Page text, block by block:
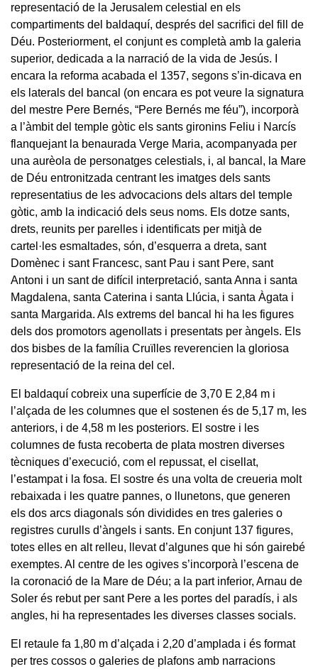
representació de la Jerusalem celestial en els
compartiments del baldaquí, després del sacrifici del fill de
Déu. Posteriorment, el conjunt es completà amb la galeria
superior, dedicada a la narració de la vida de Jesús. I
encara la reforma acabada el 1357, segons s’in-dicava en
els laterals del bancal (on encara es pot veure la signatura
del mestre Pere Bernés, “Pere Bernés me féu”), incorporà
a l’àmbit del temple gòtic els sants gironins Feliu i Narcís
flanquejant la benaurada Verge Maria, acompanyada per
una aurèola de personatges celestials, i, al bancal, la Mare
de Déu entronitzada centrant les imatges dels sants
representatius de les advocacions dels altars del temple
gòtic, amb la indicació dels seus noms. Els dotze sants,
drets, reunits per parelles i identificats per mitjà de
cartel·les esmaltades, són, d’esquerra a dreta, sant
Domènec i sant Francesc, sant Pau i sant Pere, sant
Antoni i un sant de difícil interpretació, santa Anna i santa
Magdalena, santa Caterina i santa Llúcia, i santa Àgata i
santa Margarida. Als extrems del bancal hi ha les figures
dels dos promotors agenollats i presentats per àngels. Els
dos bisbes de la família Cruïlles reverencien la gloriosa
representació de la reina del cel.
El baldaquí cobreix una superfície de 3,70 E 2,84 m i
l’alçada de les columnes que el sostenen és de 5,17 m, les
anteriors, i de 4,58 m les posteriors. El sostre i les
columnes de fusta recoberta de plata mostren diverses
tècniques d’execució, com el repussat, el cisellat,
l’estampat i la fosa. El sostre és una volta de creueria molt
rebaixada i les quatre pannes, o llunetons, que generen
els dos arcs diagonals són dividides en tres galeries o
registres curulls d’àngels i sants. En conjunt 137 figures,
totes elles en alt relleu, llevat d’algunes que hi són gairebé
exemptes. Al centre de les ogives s’incorporà l’escena de
la coronació de la Mare de Déu; a la part inferior, Arnau de
Soler és rebut per sant Pere a les portes del paradís, i als
angles, hi ha representades les diverses classes socials.
El retaule fa 1,80 m d’alçada i 2,20 d’amplada i és format
per tres cossos o galeries de plafons amb narracions